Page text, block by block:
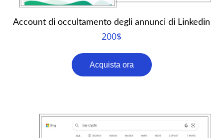
Account di occultamento degli annunci di Linkedin
200$
Acquista ora